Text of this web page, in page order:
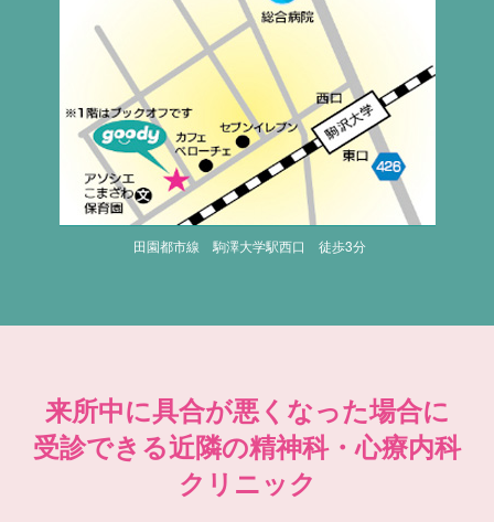
田園都市線 駒澤大学駅西口 徒歩3分
来所中に具合が悪くなった場合に
受診できる近隣の精神科・心療内科
クリニック